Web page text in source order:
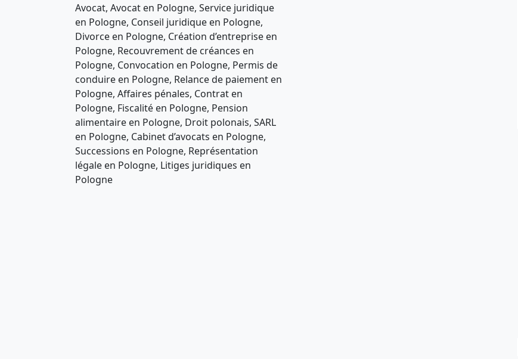
Avocat, Avocat en Pologne, Service juridique
en Pologne, Conseil juridique en Pologne,
Divorce en Pologne, Création d’entreprise en
Pologne, Recouvrement de créances en
Pologne, Convocation en Pologne, Permis de
conduire en Pologne, Relance de paiement en
Pologne, Affaires pénales, Contrat en
Pologne, Fiscalité en Pologne, Pension
alimentaire en Pologne, Droit polonais, SARL
en Pologne, Cabinet d’avocats en Pologne,
Successions en Pologne, Représentation
légale en Pologne, Litiges juridiques en
Pologne